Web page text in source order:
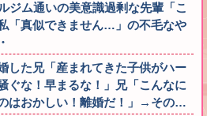
ジム通いの美意識過剰な先輩「こ
「真似できません…」の不毛なや
した兄「産まれてきた子供がハー
ぐな！早まるな！」兄「こんなに
はおかしい！離婚だ！」→その…